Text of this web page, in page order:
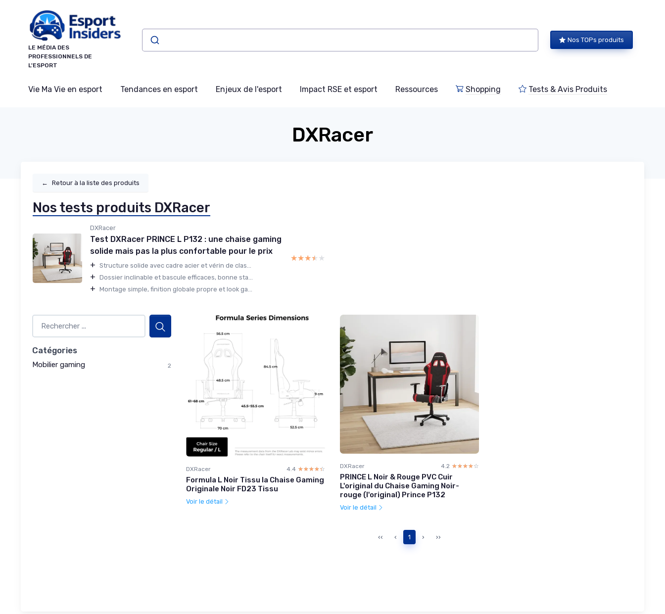
LE MÉDIA DES
PROFESSIONNELS DE
L'ESPORT
Nos TOPs produits
Vie Ma Vie en esport Tendances en esport Enjeux de l'esport Impact RSE et esport Ressources Shopping Tests & Avis Produits
DXRacer
← Retour à la liste des produits
Nos tests produits DXRacer
DXRacer
Test DXRacer PRINCE L P132 : une chaise gaming
solide mais pas la plus confortable pour le prix
+ Structure solide avec cadre acier et vérin de clas...
+ Dossier inclinable et bascule efficaces, bonne sta...
+ Montage simple, finition globale propre et look ga...
★★★★★
★★★★★
Catégories
Mobilier gaming 2
DXRacer 4.4 ☆☆☆☆☆
★★★★★
Formula L Noir Tissu la Chaise Gaming
Originale Noir FD23 Tissu
Voir le détail
DXRacer 4.2 ☆☆☆☆☆
★★★★★
PRINCE L Noir & Rouge PVC Cuir
L'original du Chaise Gaming Noir-
rouge (l'original) Prince P132
Voir le détail
‹‹ ‹ 1 › ››